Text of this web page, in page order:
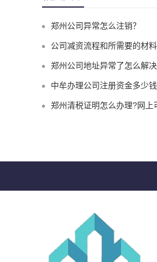
郑州公司异常怎么注销？
公司减资流程和所需要的材料
郑州公司地址异常了怎么解决
中牟办理公司注册资金多少钱
郑州清税证明怎么办理?网上